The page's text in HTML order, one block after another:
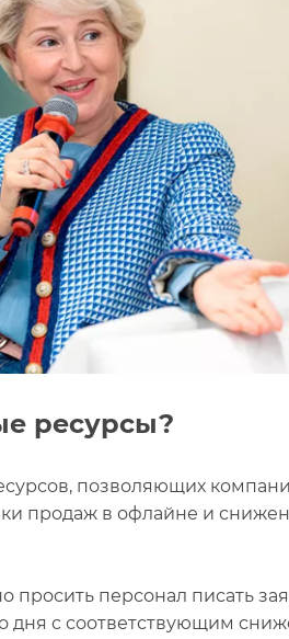
ресурсы?
позволяющих
продаж в офлайне и
просить персонал писать
дня с соответствующим